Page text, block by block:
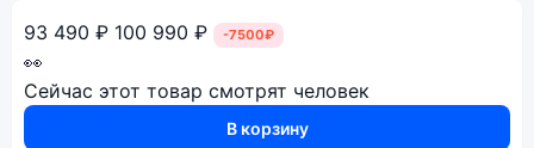
93 490 ₽ 100 990 ₽ -7500₽
👀
Сейчас этот товар смотрят человек
В корзину